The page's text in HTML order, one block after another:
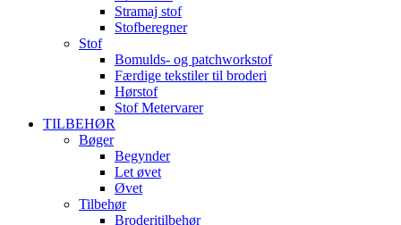
Stramaj stof
Stofberegner
Stof
Bomulds- og patchworkstof
Færdige tekstiler til broderi
Hørstof
Stof Metervarer
TILBEHØR
Bøger
Begynder
Let øvet
Øvet
Tilbehør
Broderitilbehør